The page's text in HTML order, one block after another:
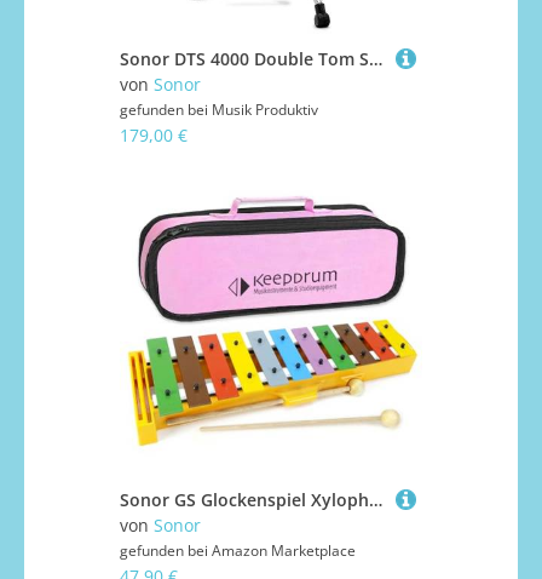
Sonor DTS 4000 Double Tom Stand Doppel-Tom-Ständer
von Sonor
gefunden bei Musik Produktiv
179,00 €
Sonor GS Glockenspiel Xylophon bunt 11 Töne, von c3 bis f4 + keepdrum Tasche Pink
von Sonor
gefunden bei Amazon Marketplace